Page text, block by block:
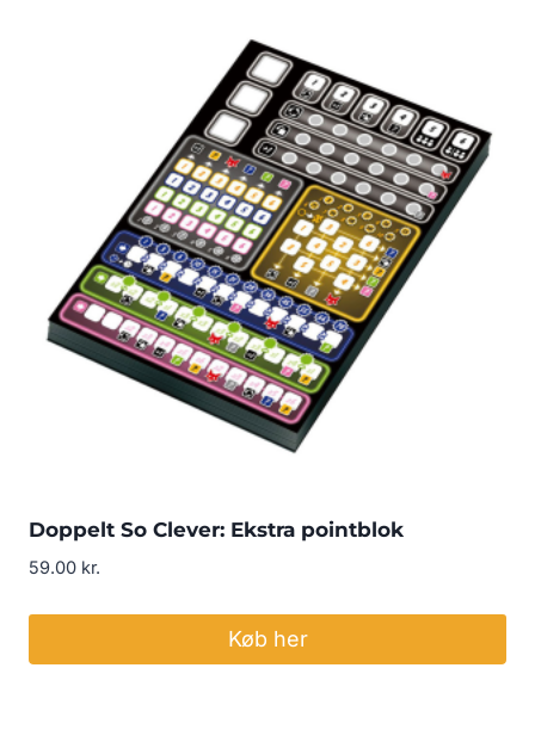
Doppelt So Clever: Ekstra pointblok
59.00 kr.
Køb her